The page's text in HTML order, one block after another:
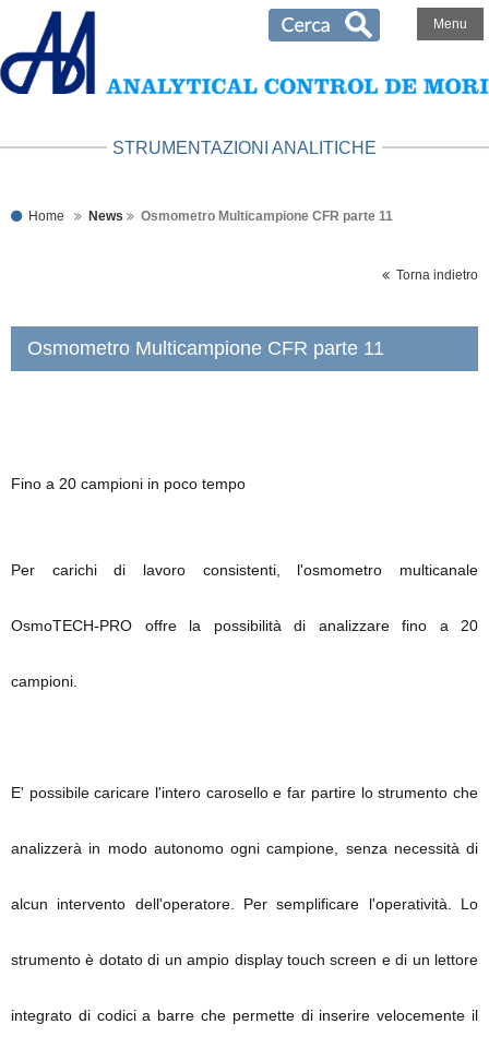
Menu
STRUMENTAZIONI ANALITICHE
Home News Osmometro Multicampione CFR parte 11
Torna indietro
Osmometro Multicampione CFR parte 11
Fino a 20 campioni in poco tempo
Per carichi di lavoro consistenti, l'osmometro multicanale
OsmoTECH-PRO offre la possibilità di analizzare fino a 20
campioni.
E' possibile caricare l'intero carosello e far partire lo strumento che
analizzerà in modo autonomo ogni campione, senza necessità di
alcun intervento dell'operatore. Per semplificare l'operatività. Lo
strumento è dotato di un ampio display touch screen e di un lettore
integrato di codici a barre che permette di inserire velocemente il